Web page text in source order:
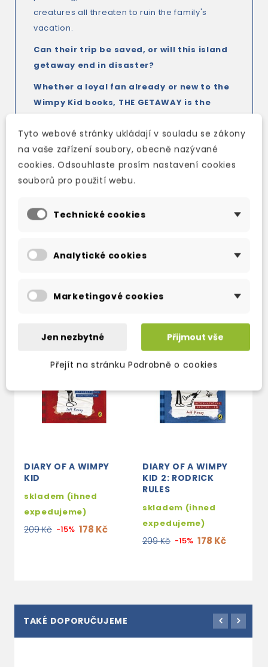
creatures all threaten to ruin the family's
vacation.
Can their trip be saved, or will this island
getaway end in disaster?
Whether a loyal fan already or new to the
Wimpy Kid books, THE GETAWAY is the
Christmas. With engaging writing,
hilarious illustrations on every page and
an action-packed holiday-based plot,
THE GETAWAY is a winner.
DIARY OF A WIMPY
KID
skladem (ihned
expedujeme)
209 Kč -15% 178 Kč
DIARY OF A WIMPY
KID 2: RODRICK
RULES
skladem (ihned
expedujeme)
209 Kč -15% 178 Kč
TAKÉ DOPORUČUJEME
Tyto webové stránky ukládají v souladu se zákony
na vaše zařízení soubory, obecně nazývané
cookies. Odsouhlaste prosím nastavení cookies
souborů pro použití webu.
Technické cookies
Analytické cookies
Marketingové cookies
Jen nezbytné Přijmout vše
Přejít na stránku Podrobně o cookies